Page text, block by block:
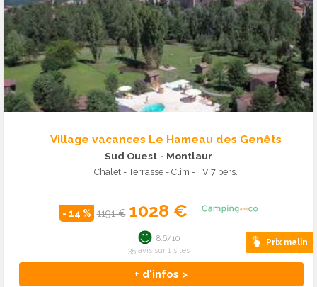
Village vacances Le Hameau des Genêts
Sud Ouest - Montlaur
Chalet - Terrasse - Clim - TV 7 pers.
- 14 % 1191 € 1028 €
Prix malin
+ d'infos >
8.6/10
35 avis sur 1 sites